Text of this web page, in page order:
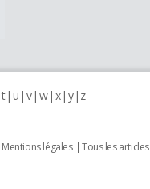
t u v w x y z
Mentions légales Tous les articles